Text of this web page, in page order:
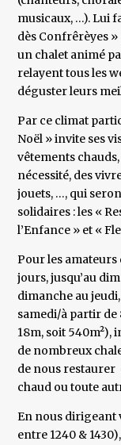
musicaux, …). Lui
dès Confrêrèyes
un chalet animé
relayent tous les
déguster leurs
Par ce climat
Noël » invite ses
vêtements
nécessité, des
jouets, …, qui
solidaires : les «
l’Enfance » et «
Pour les amateurs
jours, jusqu’au
dimanche au
samedi/à partir de
18m, soit 540m²),
de nombreux
de nous restaurer
chaud ou toute
En nous dirigeant
entre 1240 &